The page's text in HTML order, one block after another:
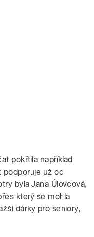
pokřtila například
podporuje už od
byla Jana Úlovcová,
který se mohla
dárky pro seniory,